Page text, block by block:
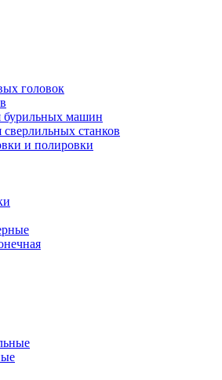
головок
бурильных машин
станков
и полировки